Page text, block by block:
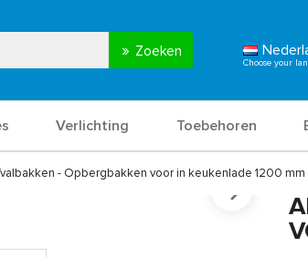
Zoeken
Verlichting Toebehoren
- Opbergbakken voor in keukenlade 1200 mm